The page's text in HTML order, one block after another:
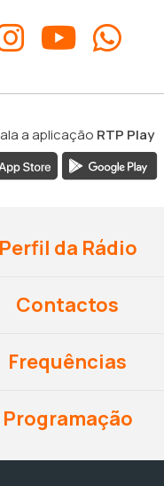
a aplicação RTP Play
Perfil da Rádio
Contactos
Frequências
Programação